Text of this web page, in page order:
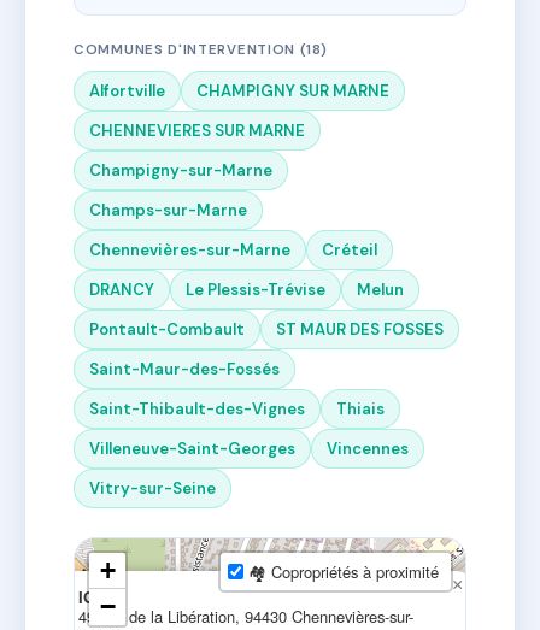
COMMUNES D'INTERVENTION (18)
Alfortville
CHAMPIGNY SUR MARNE
CHENNEVIERES SUR MARNE
Champigny-sur-Marne
Champs-sur-Marne
Chennevières-sur-Marne
Créteil
DRANCY
Le Plessis-Trévise
Melun
Pontault-Combault
ST MAUR DES FOSSES
Saint-Maur-des-Fossés
Saint-Thibault-des-Vignes
Thiais
Villeneuve-Saint-Georges
Vincennes
Vitry-sur-Seine
IGS
49 Rte de la Libération, 94430 Chennevières-sur-
×
+
−
🏘 Copropriétés à proximité